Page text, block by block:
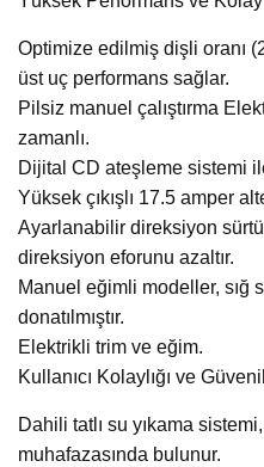
Optimize edilmiş dişli oranı
üst uç performans sağlar.
Pilsiz manuel çalıştırma
zamanlı.
Dijital CD ateşleme sistemi
Yüksek çıkışlı 17.5 amper
Ayarlanabilir direksiyon
direksiyon eforunu azaltır.
Manuel eğimli modeller, sığ
donatılmıştır.
Elektrikli trim ve eğim.
Kullanıcı Kolaylığı ve
Dahili tatlı su yıkama
muhafazasında bulunur.